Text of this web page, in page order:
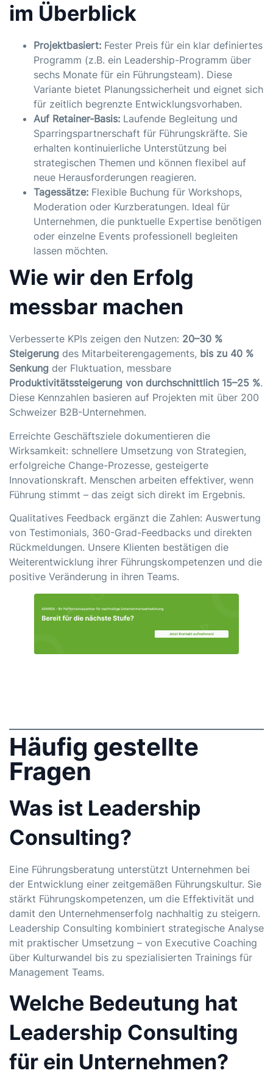
im Überblick
Projektbasiert: Fester Preis für ein klar definiertes
Programm (z.B. ein Leadership-Programm über
sechs Monate für ein Führungsteam). Diese
Variante bietet Planungssicherheit und eignet sich
für zeitlich begrenzte Entwicklungsvorhaben.
Auf Retainer-Basis: Laufende Begleitung und
Sparringspartnerschaft für Führungskräfte. Sie
erhalten kontinuierliche Unterstützung bei
strategischen Themen und können flexibel auf
neue Herausforderungen reagieren.
Tagessätze: Flexible Buchung für Workshops,
Moderation oder Kurzberatungen. Ideal für
Unternehmen, die punktuelle Expertise benötigen
oder einzelne Events professionell begleiten
lassen möchten.
Wie wir den Erfolg
messbar machen
Verbesserte KPIs zeigen den Nutzen: 20–30 %
Steigerung des Mitarbeiterengagements, bis zu 40 %
Senkung der Fluktuation, messbare
Produktivitätssteigerung von durchschnittlich 15–25 %.
Diese Kennzahlen basieren auf Projekten mit über 200
Schweizer B2B-Unternehmen.
Erreichte Geschäftsziele dokumentieren die
Wirksamkeit: schnellere Umsetzung von Strategien,
erfolgreiche Change-Prozesse, gesteigerte
Innovationskraft. Menschen arbeiten effektiver, wenn
Führung stimmt – das zeigt sich direkt im Ergebnis.
Qualitatives Feedback ergänzt die Zahlen: Auswertung
von Testimonials, 360-Grad-Feedbacks und direkten
Rückmeldungen. Unsere Klienten bestätigen die
Weiterentwicklung ihrer Führungskompetenzen und die
positive Veränderung in ihren Teams.
Häufig gestellte
Fragen
Was ist Leadership
Consulting?
Eine Führungsberatung unterstützt Unternehmen bei
der Entwicklung einer zeitgemäßen Führungskultur. Sie
stärkt Führungskompetenzen, um die Effektivität und
damit den Unternehmenserfolg nachhaltig zu steigern.
Leadership Consulting kombiniert strategische Analyse
mit praktischer Umsetzung – von Executive Coaching
über Kulturwandel bis zu spezialisierten Trainings für
Management Teams.
Welche Bedeutung hat
Leadership Consulting
für ein Unternehmen?